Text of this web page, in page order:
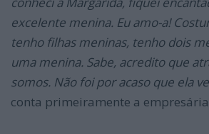
excelente menina. Eu amo-a!
tenho filhas meninas, tenho dois
uma menina. Sabe, acredito que
somos. Não foi por acaso que ela
conta primeiramente a